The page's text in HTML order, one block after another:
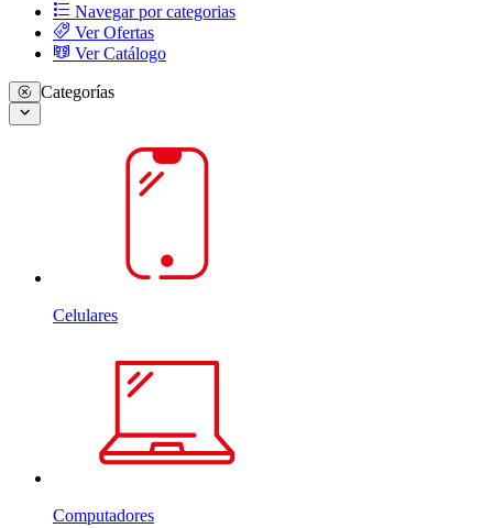
Navegar por categorias
Ver Ofertas
Ver Catálogo
Categorías
Celulares
Computadores